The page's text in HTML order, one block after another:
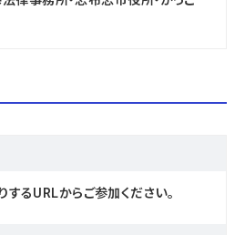
するURLからご参加ください。